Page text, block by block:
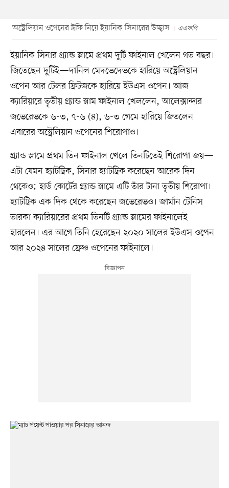
অস্ট্রেলিয়ান ওপেনের ট্রফি নিয়ে ইয়ানিক সিনারের উচ্ছ্বাস এএফপি
ইয়ানিক সিনার গ্র্যান্ড স্লামে প্রথম দুটি ফাইনাল খেলেন গত বছর।
জিতেছেন দুটিই—দানিল মেদভেদেভকে হারিয়ে অস্ট্রেলিয়ান
ওপেন আর টেলর ফ্রিটজকে হারিয়ে ইউএস ওপেন। আজ
ক্যারিয়ারে তৃতীয় গ্র্যান্ড স্লাম ফাইনাল খেললেন, আলেক্সান্দার
জভেরেভকে ৬-৩, ৭-৬ (৪), ৬-৩ গেমে হারিয়ে জিতলেন
এবারের অস্ট্রেলিয়ান ওপেনের শিরোপাও।
গ্র্যান্ড স্লামে প্রথম তিন ফাইনাল খেলে তিনটিতেই শিরোপা জয়—
এটা যেমন হ্যাটট্রিক, সিনার হ্যাটট্রিক করেছেন আরেক দিন
থেকেও; হার্ড কোর্টের গ্র্যান্ড স্লামে এটি তাঁর টানা তৃতীয় শিরোপা।
হ্যাটট্রিক এক দিক থেকে করেছেন জভেরেভও। জার্মান টেনিস
তারকা ক্যারিয়ারের প্রথম তিনটি গ্র্যান্ড স্লামের ফাইনালেই
হারলেন। এর আগে তিনি হেরেছেন ২০২০ সালের ইউএস ওপেন
আর ২০২৪ সালের ফ্রেঞ্চ ওপেনের ফাইনালে।